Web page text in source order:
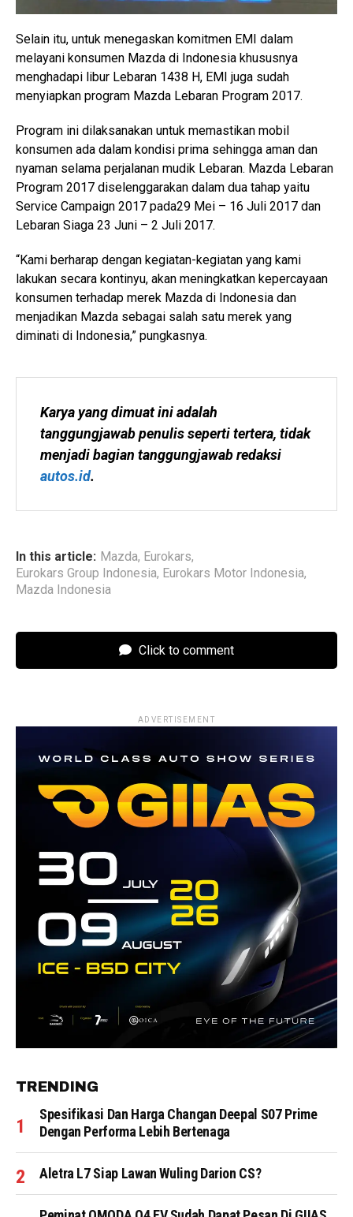
Selain itu, untuk menegaskan komitmen EMI dalam
melayani konsumen Mazda di Indonesia khususnya
menghadapi libur Lebaran 1438 H, EMI juga sudah
menyiapkan program Mazda Lebaran Program 2017.
Program ini dilaksanakan untuk memastikan mobil
konsumen ada dalam kondisi prima sehingga aman dan
nyaman selama perjalanan mudik Lebaran. Mazda Lebaran
Program 2017 diselenggarakan dalam dua tahap yaitu
Service Campaign 2017 pada29 Mei – 16 Juli 2017 dan
Lebaran Siaga 23 Juni – 2 Juli 2017.
“Kami berharap dengan kegiatan-kegiatan yang kami
lakukan secara kontinyu, akan meningkatkan kepercayaan
konsumen terhadap merek Mazda di Indonesia dan
menjadikan Mazda sebagai salah satu merek yang
diminati di Indonesia,” pungkasnya.
Karya yang dimuat ini adalah
tanggungjawab penulis seperti tertera, tidak
autos.id.
In this article: Mazda, Eurokars,
Eurokars Group Indonesia, Eurokars Motor Indonesia,
Mazda Indonesia
Click to comment
ADVERTISEMENT
TRENDING
Spesifikasi Dan Harga Changan Deepal S07 Prime
Dengan Performa Lebih Bertenaga
Aletra L7 Siap Lawan Wuling Darion CS?